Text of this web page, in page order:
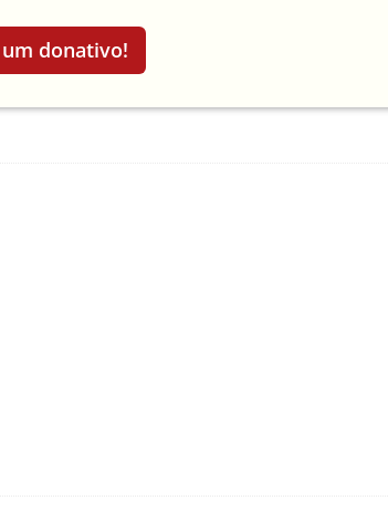
donativo!